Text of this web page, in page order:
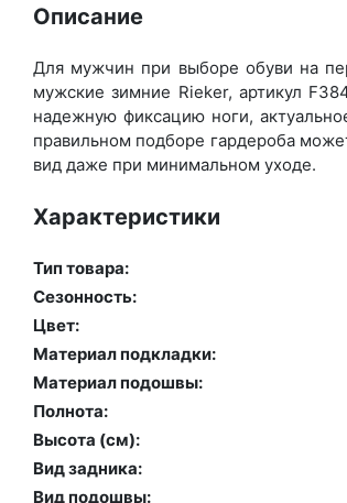
Описание
Для мужчин при выборе обуви на
мужские зимние Rieker, артикул
надежную фиксацию ноги,
правильном подборе гардероба
вид даже при минимальном уходе.
Характеристики
Тип товара:
Сезонность:
Цвет:
Материал подкладки:
Материал подошвы:
Полнота:
Высота (cм):
Вид задника:
Вид подошвы: